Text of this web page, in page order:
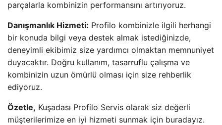
parçalarla kombinizin performansını artırıyoruz.
Danışmanlık Hizmeti: Profilo kombinizle ilgili herhangi
bir konuda bilgi veya destek almak istediğinizde,
deneyimli ekibimiz size yardımcı olmaktan memnuniyet
duyacaktır. Doğru kullanım, tasarruflu çalışma ve
kombinizin uzun ömürlü olması için size rehberlik
ediyoruz.
Özetle, Kuşadası Profilo Servis olarak siz değerli
müşterilerimize en iyi hizmeti sunmak için buradayız.